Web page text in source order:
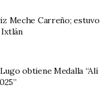
Meche Carreño; estuvo
obtiene Medalla “Alí